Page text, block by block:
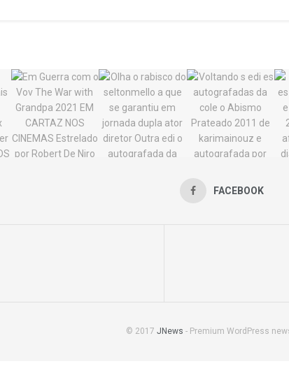
FACEBOOK
© 2017 JNews - Premium WordPress